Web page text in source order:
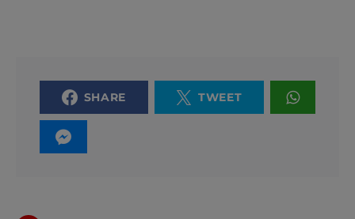
SHARE TWEET